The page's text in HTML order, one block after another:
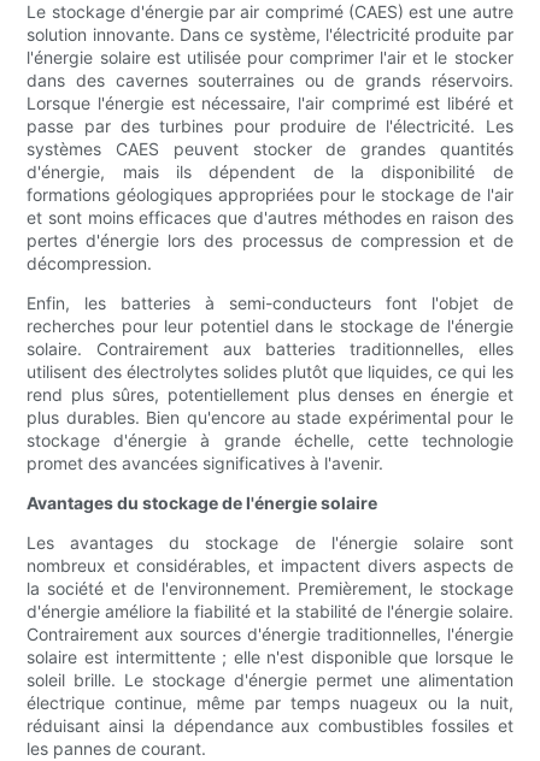
Le stockage d'énergie par air comprimé (CAES) est une autre
solution innovante. Dans ce système, l'électricité produite par
l'énergie solaire est utilisée pour comprimer l'air et le stocker
dans des cavernes souterraines ou de grands réservoirs.
Lorsque l'énergie est nécessaire, l'air comprimé est libéré et
passe par des turbines pour produire de l'électricité. Les
systèmes CAES peuvent stocker de grandes quantités
d'énergie, mais ils dépendent de la disponibilité de
formations géologiques appropriées pour le stockage de l'air
et sont moins efficaces que d'autres méthodes en raison des
pertes d'énergie lors des processus de compression et de
décompression.
Enfin, les batteries à semi-conducteurs font l'objet de
recherches pour leur potentiel dans le stockage de l'énergie
solaire. Contrairement aux batteries traditionnelles, elles
utilisent des électrolytes solides plutôt que liquides, ce qui les
rend plus sûres, potentiellement plus denses en énergie et
plus durables. Bien qu'encore au stade expérimental pour le
stockage d'énergie à grande échelle, cette technologie
promet des avancées significatives à l'avenir.
Avantages du stockage de l'énergie solaire
Les avantages du stockage de l'énergie solaire sont
nombreux et considérables, et impactent divers aspects de
la société et de l'environnement. Premièrement, le stockage
d'énergie améliore la fiabilité et la stabilité de l'énergie solaire.
Contrairement aux sources d'énergie traditionnelles, l'énergie
solaire est intermittente ; elle n'est disponible que lorsque le
soleil brille. Le stockage d'énergie permet une alimentation
électrique continue, même par temps nuageux ou la nuit,
réduisant ainsi la dépendance aux combustibles fossiles et
les pannes de courant.